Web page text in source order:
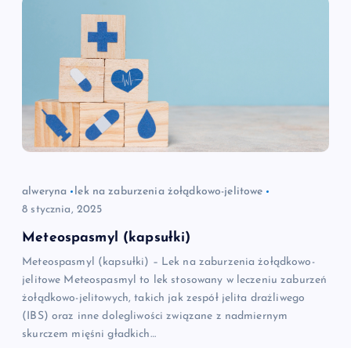
alweryna
lek na zaburzenia żołądkowo-jelitowe
8 stycznia, 2025
Meteospasmyl (kapsułki)
Meteospasmyl (kapsułki) – Lek na zaburzenia żołądkowo-
jelitowe Meteospasmyl to lek stosowany w leczeniu zaburzeń
żołądkowo-jelitowych, takich jak zespół jelita drażliwego
(IBS) oraz inne dolegliwości związane z nadmiernym
skurczem mięśni gładkich…